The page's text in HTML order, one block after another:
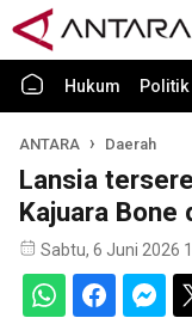
Hukum Politik
ANTARA Daerah
Lansia
Kajuara
Sabtu, 6 Juni 2026